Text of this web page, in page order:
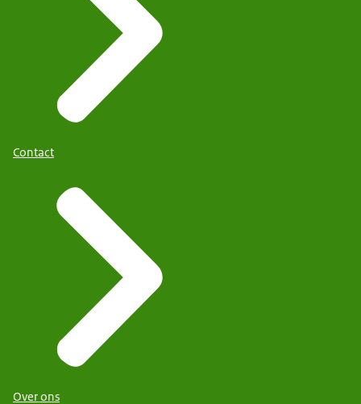
Contact
Over ons